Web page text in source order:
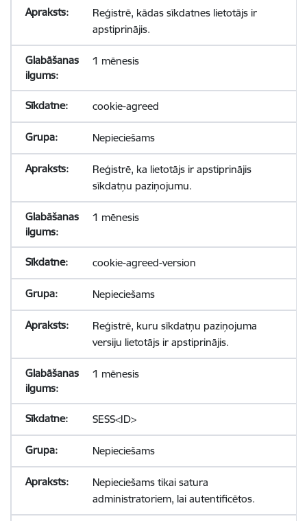
Reģistrē, kādas sīkdatnes lietotājs ir
apstiprinājis.
1 mēnesis
cookie-agreed
Nepieciešams
Reģistrē, ka lietotājs ir apstiprinājis
sīkdatņu paziņojumu.
1 mēnesis
cookie-agreed-version
Nepieciešams
Reģistrē, kuru sīkdatņu paziņojuma
versiju lietotājs ir apstiprinājis.
1 mēnesis
SESS<ID>
Nepieciešams
Nepieciešams tikai satura
administratoriem, lai autentificētos.